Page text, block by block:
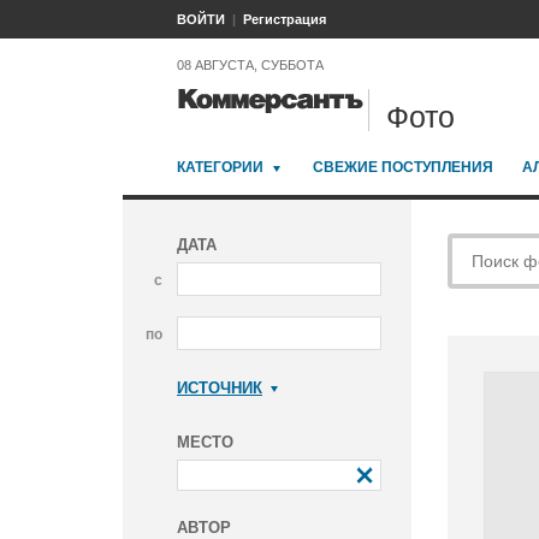
ВОЙТИ Регистрация
08 АВГУСТА, СУББОТА
Фото
КАТЕГОРИИ СВЕЖИЕ ПОСТУПЛЕНИЯ
ДАТА
с
по
ИСТОЧНИК
МЕСТО
АВТОР